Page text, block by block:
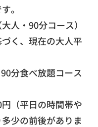
。
人・90分コース）
く、 現在の大人平
分食べ放題コース
（平日の時間帯や
少の前後がありま